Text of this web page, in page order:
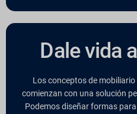
Dale vida
Los conceptos de
comienzan con una solución
Podemos diseñar formas